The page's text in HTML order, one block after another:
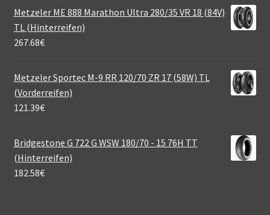
Metzeler ME 888 Marathon Ultra 280/35 VR 18 (84V)
TL (Hinterreifen)
267.68€
Metzeler Sportec M-9 RR 120/70 ZR 17 (58W) TL
(Vorderreifen)
121.39€
Bridgestone G 722 G WSW 180/70 - 15 76H TT
(Hinterreifen)
182.58€